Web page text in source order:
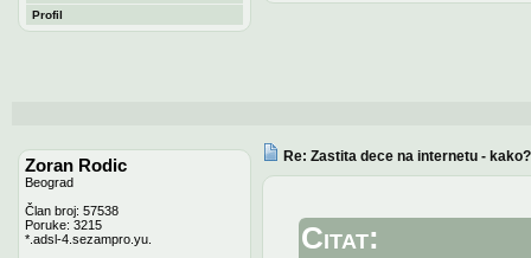
Profil
Zoran Rodic
Beograd
Član broj: 57538
Poruke: 3215
*.adsl-4.sezampro.yu.
Re: Zastita dece na internetu - kako?
Citat: